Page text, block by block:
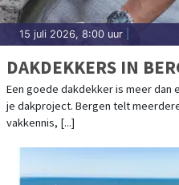
15 juli 2026, 8:00 uur
DAKDEKKERS IN
Een goede dakdekker is meer dan
je dakproject. Bergen telt
vakkennis, [...]